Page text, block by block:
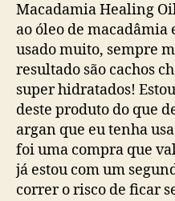
Macadamia Healing
ao óleo de macadâmia
usado muito, sempre
resultado são cachos
super hidratados!
deste produto do que
argan que eu tenha
foi uma compra que
já estou com um
correr o risco de ficar